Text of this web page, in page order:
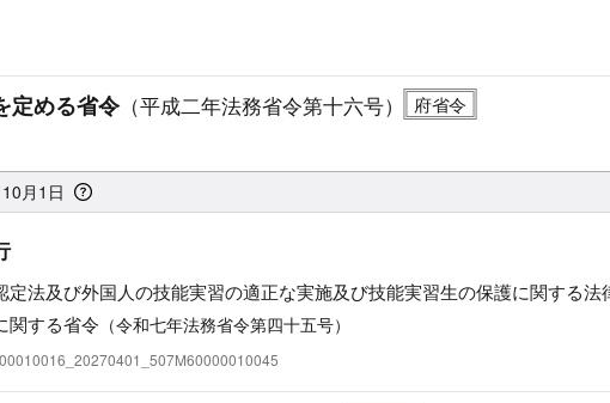
定める省令（平成二年法務省令第十六号）
月1日
定法及び外国人の技能実習の適正な実施及び技能実習生の保護に関する
関する省令 （令和七年法務省令第四十五号）